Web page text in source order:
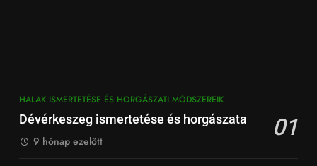
HALAK ISMERTETÉSE ÉS HORGÁSZATI MÓDSZEREIK
Dévérkeszeg ismertetése és horgászata 01
9 hónap ezelőtt